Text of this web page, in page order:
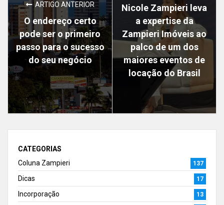
ARTIGO ANTERIOR
O endereço certo
pode ser o primeiro
passo para o sucesso
do seu negócio
Nicole Zampieri leva
a expertise da
Zampieri Imóveis ao
palco de um dos
maiores eventos de
locação do Brasil
CATEGORIAS
Coluna Zampieri
137
Dicas 17
Incorporação 13